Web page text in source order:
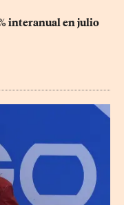
interanual en julio